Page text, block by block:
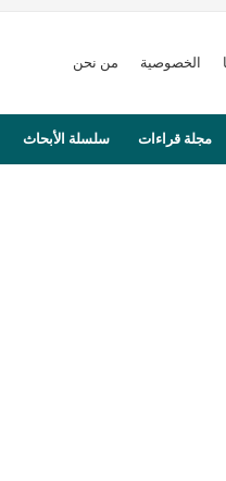
الخصوصية من نحن
مجلة قراءات سلسلة الأبحاث